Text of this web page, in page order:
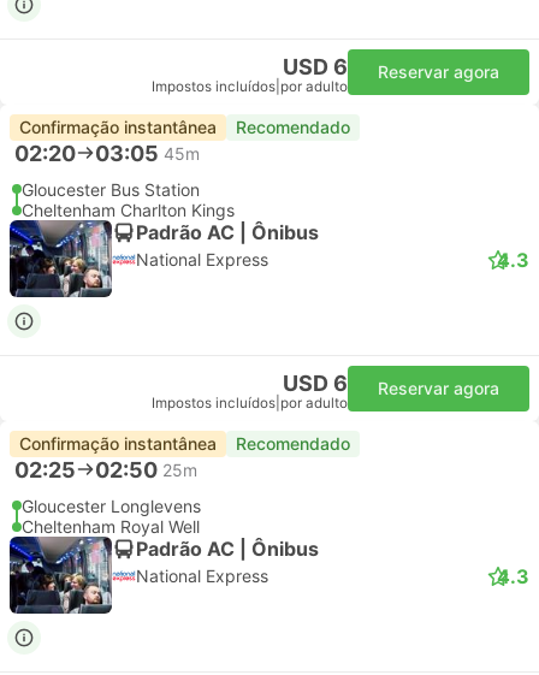
USD 6
Impostos incluídos por adulto
Reservar agora
Confirmação instantânea Recomendado
02:20 03:05 45m
Gloucester Bus Station
Cheltenham Charlton Kings
Padrão AC | Ônibus
National Express 4.3
USD 6
Impostos incluídos por adulto
Reservar agora
Confirmação instantânea Recomendado
02:25 02:50 25m
Gloucester Longlevens
Cheltenham Royal Well
Padrão AC | Ônibus
National Express 4.3